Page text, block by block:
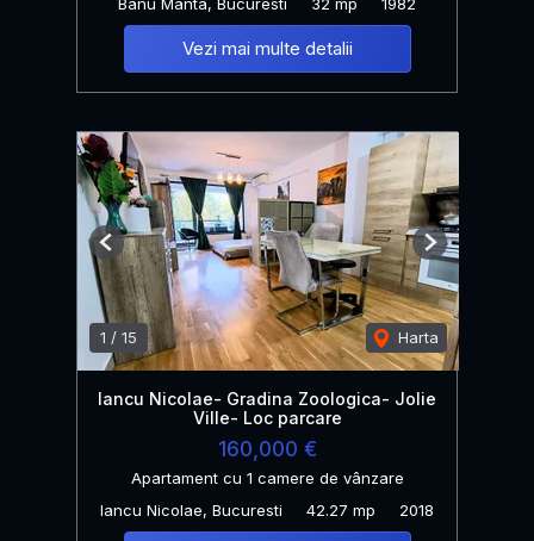
Vezi mai multe detalii
1 / 15 Harta
Previous Next
Iancu Nicolae- Gradina Zoologica- Jolie
Ville- Loc parcare
160,000 €
Apartament cu 1 camere de vânzare
Iancu Nicolae, Bucuresti
42.27 mp 2018